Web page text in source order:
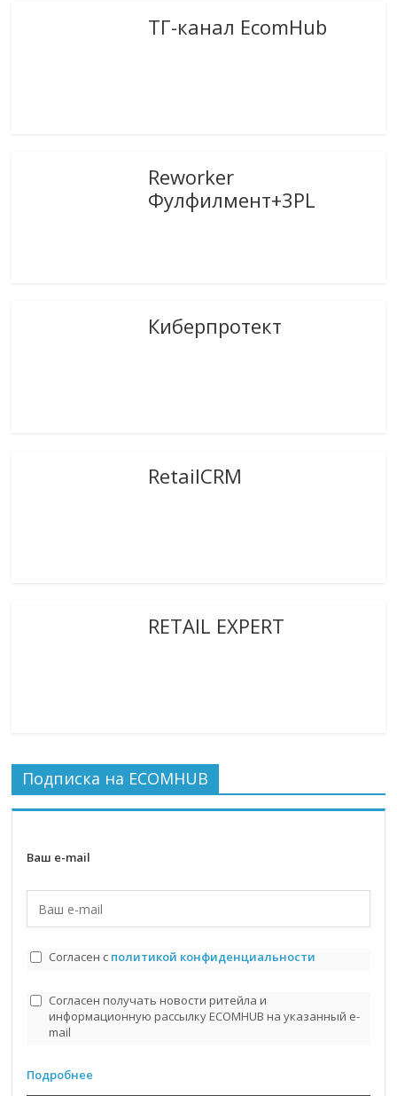
ТГ-канал EcomHub
Reworker
Фулфилмент+3PL
Киберпротект
RetailCRM
RETAIL EXPERT
Подписка на ECOMHUB
Ваш e-mail
Согласен с политикой конфиденциальности
Согласен получать новости ритейла и
информационную рассылку ECOMHUB на указанный e-
mail
Подробнее